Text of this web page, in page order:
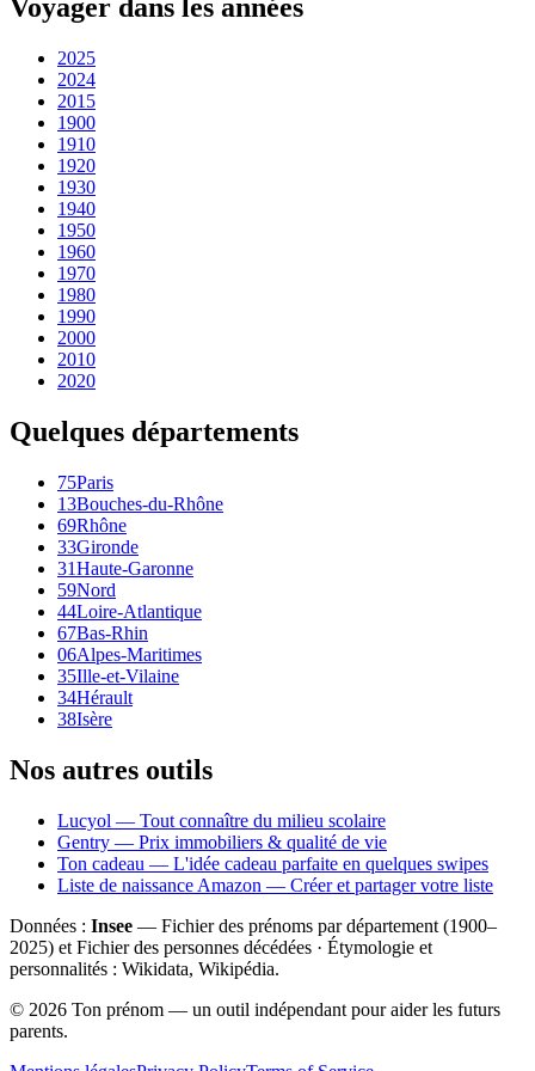
Voyager dans les années
2025
2024
2015
1900
1910
1920
1930
1940
1950
1960
1970
1980
1990
2000
2010
2020
Quelques départements
75Paris
13Bouches-du-Rhône
69Rhône
33Gironde
31Haute-Garonne
59Nord
44Loire-Atlantique
67Bas-Rhin
06Alpes-Maritimes
35Ille-et-Vilaine
34Hérault
38Isère
Nos autres outils
Lucyol — Tout connaître du milieu scolaire
Gentry — Prix immobiliers & qualité de vie
Ton cadeau — L'idée cadeau parfaite en quelques swipes
Liste de naissance Amazon — Créer et partager votre liste
Données : Insee — Fichier des prénoms par département (1900–
2025) et Fichier des personnes décédées · Étymologie et
personnalités : Wikidata, Wikipédia.
© 2026 Ton prénom — un outil indépendant pour aider les futurs
parents.